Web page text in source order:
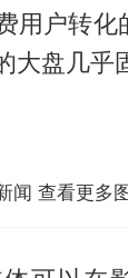
用户转化
大盘几乎
闻 查看更多